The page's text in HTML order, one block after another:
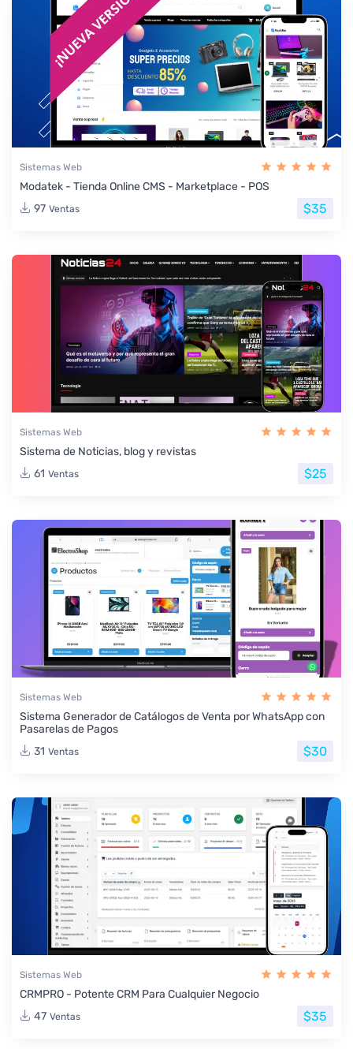
Sistemas Web
Modatek - Tienda Online CMS - Marketplace - POS
97 Ventas $35
Sistemas Web
Sistema de Noticias, blog y revistas
61 Ventas $25
Sistemas Web
Sistema Generador de Catálogos de Venta por WhatsApp con
Pasarelas de Pagos
31 Ventas $30
Sistemas Web
CRMPRO - Potente CRM Para Cualquier Negocio
47 Ventas $35